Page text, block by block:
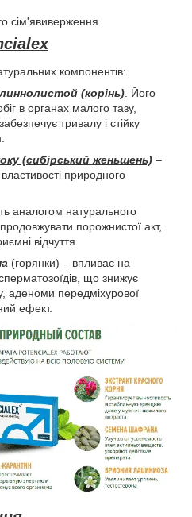
сім'явиверження.
компонентів:
(корінь). Його
в органах малого тазу,
тривалу і стійку
(сибірський женьшень) –
природного
аналогом натурального
порожнистої акт,
відчуття.
(горянки) – впливає на
сперматозоїдів, що знижує
аденоми передміхурової
ефект.